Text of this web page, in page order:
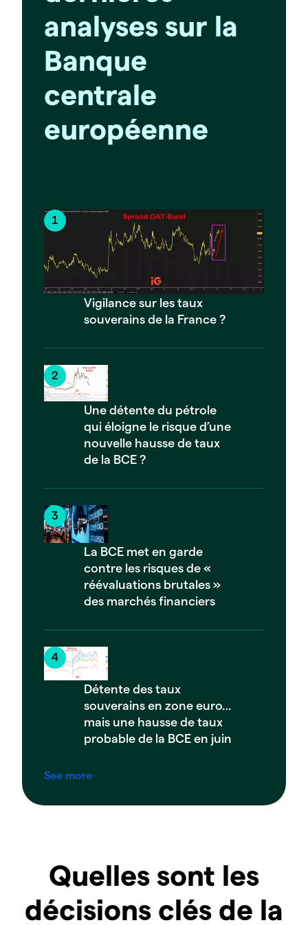
analyses sur la
Banque
centrale
européenne
Vigilance sur les taux
souverains de la France ?
Une détente du pétrole
qui éloigne le risque d’une
nouvelle hausse de taux
de la BCE ?
La BCE met en garde
contre les risques de «
réévaluations brutales »
des marchés financiers
Détente des taux
souverains en zone euro…
mais une hausse de taux
probable de la BCE en juin
See more
Quelles sont les
décisions clés de la